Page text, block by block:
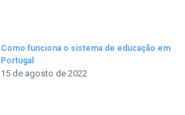
Como funciona o sistema de educação em
Portugal
15 de agosto de 2022